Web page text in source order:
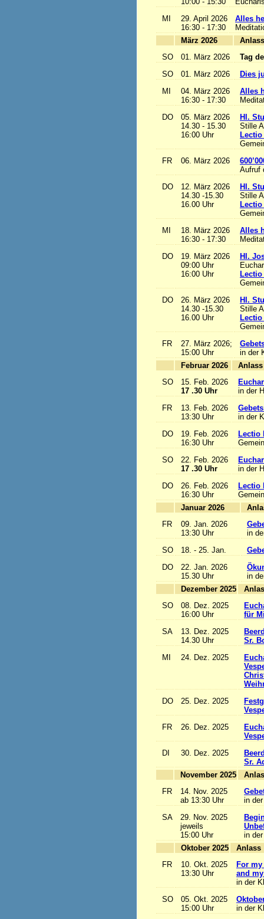
MI
29. April 2026
16:30 - 17:30
Alles
März 2026
SO
01. März 2026
Tag
SO
01. März 2026
Dies
MI
04. März 2026
16:30 - 17:30
Alles
DO
05. März 2026
14.30 - 15.30
16:00 Uhr
Hl.
Stille
FR
06. März 2026
Aufruf
DO
12. März 2026
14.30 -15.30
16.00 Uhr
Hl.
Stille
MI
18. März 2026
16:30 - 17:30
Alles
DO
19. März 2026
09:00 Uhr
16:00 Uhr
Hl.
DO
26. März 2026
14.30 -15.30
16.00 Uhr
Hl.
Stille
FR
27. März 2026;
15:00 Uhr
in der
Februar 2026
SO
15. Feb. 2026
17 .30 Uhr
in der
FR
13. Feb. 2026
13:30 Uhr
in der
DO
19. Feb. 2026
16:30 Uhr
Lectio
SO
22. Feb. 2026
17 .30 Uhr
in der
DO
26. Feb. 2026
16:30 Uhr
Lectio
Januar 2026
FR
09. Jan. 2026
13:30 Uhr
in
SO
18. - 25. Jan.
DO
22. Jan. 2026
15.30 Uhr
in
Dezember 2025
SO
08. Dez. 2025
16:00 Uhr
für
SA
13. Dez. 2025
14.30 Uhr
Sr.
MI
24. Dez. 2025
DO
25. Dez. 2025
FR
26. Dez. 2025
DI
30. Dez. 2025
Sr.
November 2025
FR
14. Nov. 2025
ab 13:30 Uhr
in
SA
29. Nov. 2025
jeweils
15:00 Uhr
in
Oktober 2025
FR
10. Okt. 2025
13:30 Uhr
For
and
in der
SO
05. Okt. 2025
15:00 Uhr
in der